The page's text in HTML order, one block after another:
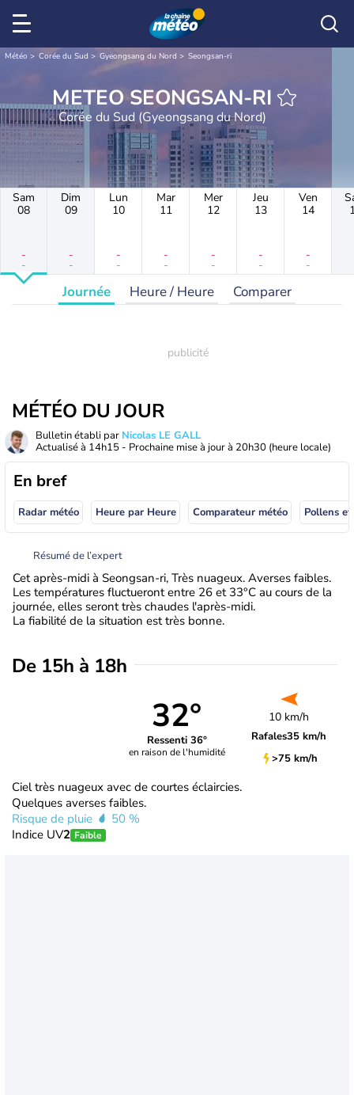
Météo Corée du Sud Gyeongsang du Nord Seongsan-ri
METEO SEONGSAN-RI
Corée du Sud (Gyeongsang du Nord)
Sam
08
-
-
Dim
09
-
-
Lun
10
-
-
Mar
11
-
-
Mer
12
-
-
Jeu
13
-
-
Ven
14
-
-
Journée Heure / Heure Comparer
MÉTÉO DU JOUR
Bulletin établi par Nicolas LE GALL
Actualisé à 14h15 - Prochaine mise à jour à 20h30 (heure locale)
En bref
Radar météo Heure par Heure Comparateur météo Pollens
Résumé de l’expert
Cet après-midi à Seongsan-ri, Très nuageux. Averses faibles.
Les températures fluctueront entre 26 et 33°C au cours de la
journée, elles seront très chaudes l'après-midi.
La fiabilité de la situation est très bonne.
De 15h à 18h
32°
Ressenti 36°
en raison de l'humidité
10 km/h
Rafales35 km/h
>75 km/h
Ciel très nuageux avec de courtes éclaircies.
Quelques averses faibles.
Risque de pluie
50 %
Indice UV2 Faible